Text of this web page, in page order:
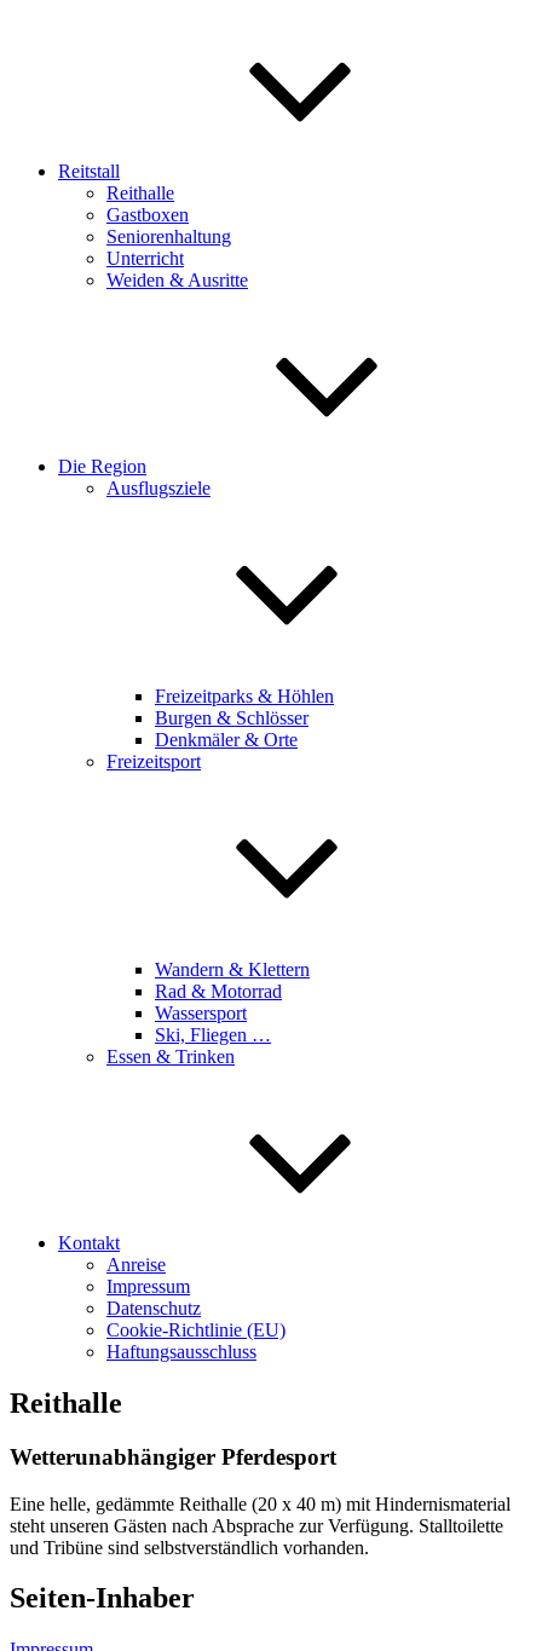
Reitstall
Reithalle
Gastboxen
Seniorenhaltung
Unterricht
Weiden & Ausritte
Die Region
Ausflugsziele
Freizeitparks & Höhlen
Burgen & Schlösser
Denkmäler & Orte
Freizeitsport
Wandern & Klettern
Rad & Motorrad
Wassersport
Ski, Fliegen …
Essen & Trinken
Kontakt
Anreise
Impressum
Datenschutz
Cookie-Richtlinie (EU)
Haftungsausschluss
Reithalle
Wetterunabhängiger Pferdesport
Eine helle, gedämmte Reithalle (20 x 40 m) mit Hindernismaterial
steht unseren Gästen nach Absprache zur Verfügung. Stalltoilette
und Tribüne sind selbstverständlich vorhanden.
Seiten-Inhaber